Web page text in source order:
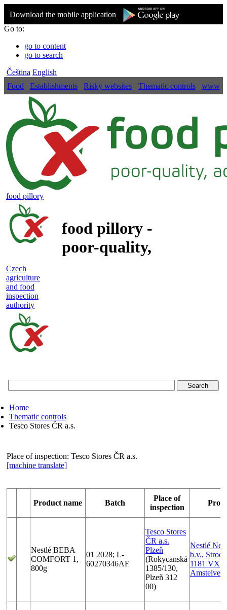
Download the mobile application
Go to:
go to content
go to search
Čeština English
Food
Establishments Risky websites Thematic controls www
food pillory
food pillory -
poor-quality,
Czech
agriculture
and food
inspection
authority
food
inspection
authority
Home
Thematic controls
Tesco Stores ČR a.s.
Place of inspection: Tesco Stores ČR a.s.
[machine translate]
Product name Batch
Place of
inspection
Nestlé BEBA
COMFORT 1,
800g
01 2028; L-
60270346AF
Tesco Stores
ČR a.s.
Plzeň
(Rokycanská
1385/130,
Plzeň 312
00)
Nestlé
b.v.,
1181 VX